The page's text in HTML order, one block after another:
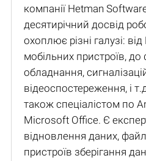
компанії Hetman
десятирічний досвід
охоплює різні галузі:
мобільних пристроїв, до
обладнання,
відеоспостереження, і
також спеціалістом по
Microsoft Office. Є
відновлення даних,
пристроїв зберігання